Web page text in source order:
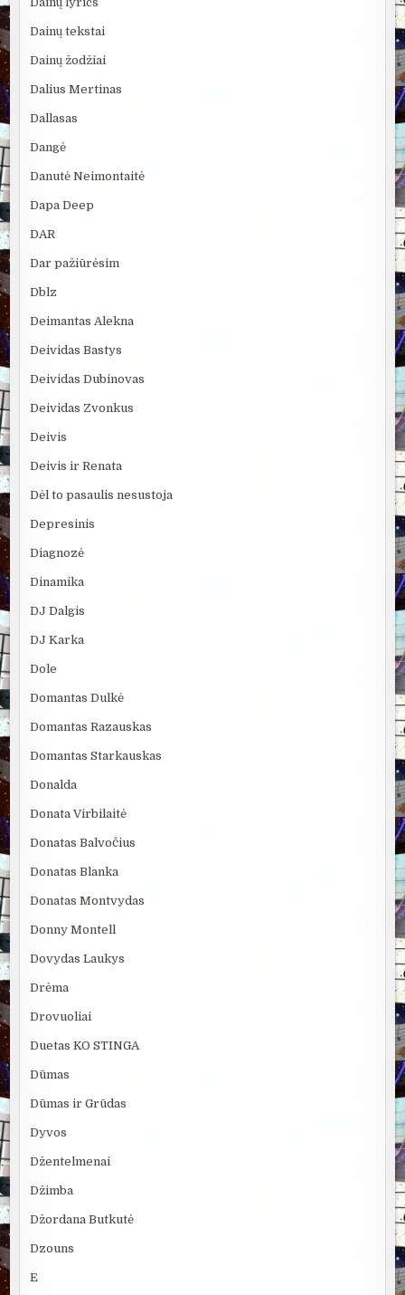
Dainų tekstai
Dainų žodžiai
Dalius Mertinas
Dallasas
Dangė
Danutė Neimontaitė
Dapa Deep
DAR
Dar pažiūrėsim
Dblz
Deimantas Alekna
Deividas Bastys
Deividas Dubinovas
Deividas Zvonkus
Deivis
Deivis ir Renata
Dėl to pasaulis nesustoja
Depresinis
Diagnozė
Dinamika
DJ Dalgis
DJ Karka
Dole
Domantas Dulkė
Domantas Razauskas
Domantas Starkauskas
Donalda
Donata Virbilaitė
Donatas Balvočius
Donatas Blanka
Donatas Montvydas
Donny Montell
Dovydas Laukys
Drėma
Drovuoliai
Duetas KO STINGA
Dūmas
Dūmas ir Grūdas
Dyvos
Džentelmenai
Džimba
Džordana Butkutė
Dzouns
E